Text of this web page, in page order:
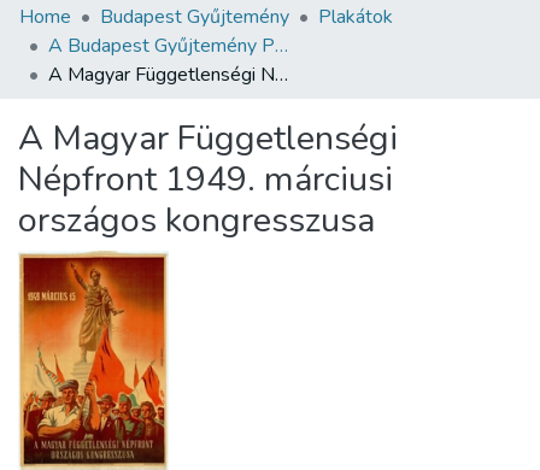
Communities & Collections
All of DSpace
About us
Home Budapest Gyűjtemény
Plakátok
A Budapest Gyűjtemény Plakáttárának plakátjai
A Magyar Függetlenségi Népfront 1949. márciusi országos kongresszusa
A Magyar Függetlenségi
Népfront 1949. márciusi
országos kongresszusa